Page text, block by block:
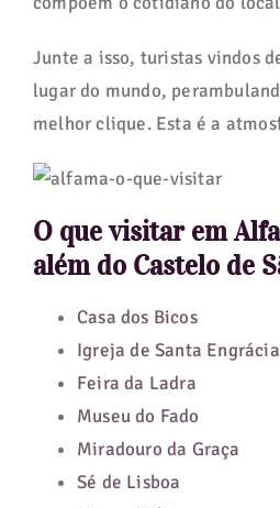
Junte a isso, turistas vindos
lugar do mundo,
melhor clique. Esta é a
O que visitar em
além do Castelo de
Casa dos Bicos
Igreja de Santa Engrácia
Feira da Ladra
Museu do Fado
Miradouro da Graça
Sé de Lisboa